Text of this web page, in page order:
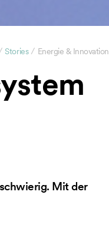
Stories / Energie & Innovation
Mit der